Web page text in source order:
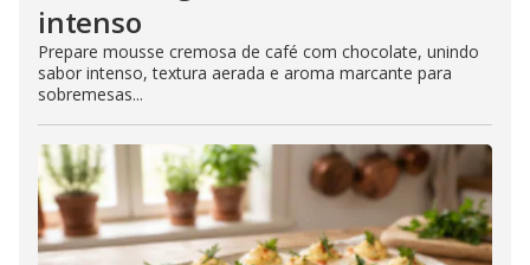
intenso
Prepare mousse cremosa de café com chocolate, unindo
sabor intenso, textura aerada e aroma marcante para
sobremesas...